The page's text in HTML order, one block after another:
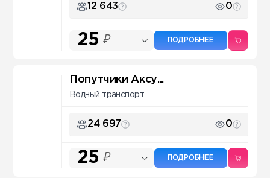
12 643 0
25 ₽ ПОДРОБНЕЕ
Попутчики Аксу...
Водный транспорт
24 697 0
25 ₽ ПОДРОБНЕЕ